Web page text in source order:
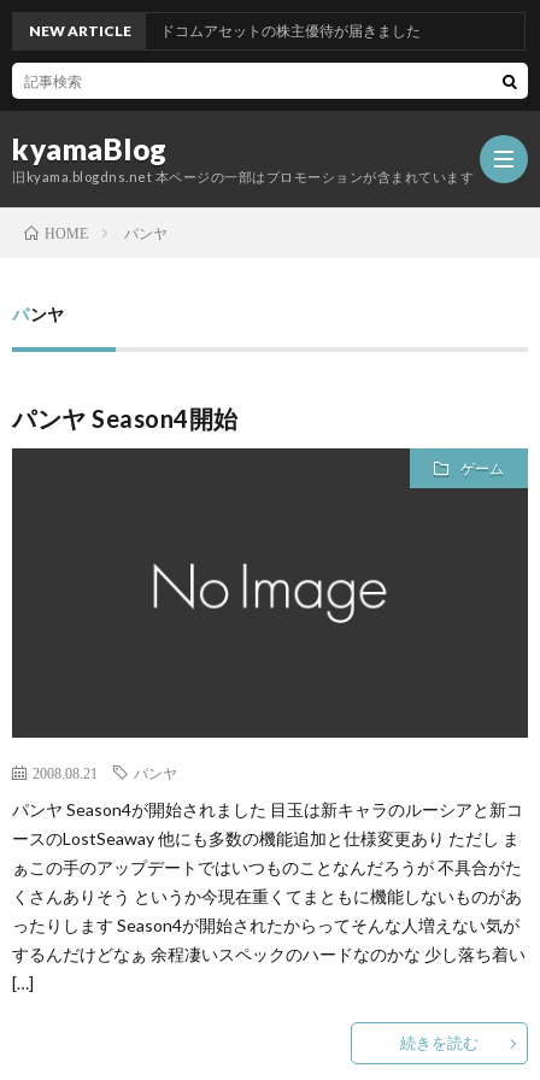
kyamaBlog
旧kyama.blogdns.net 本ページの一部はプロモーションが含まれています
NEW ARTICLEグッドコムアセットの株主優待が届きました
HOME パンヤ
パンヤ
パンヤ Season4開始
ゲーム
2008.08.21 パンヤ
パンヤ Season4が開始されました 目玉は新キャラのルーシアと新コ
ースのLostSeaway 他にも多数の機能追加と仕様変更あり ただし ま
ぁこの手のアップデートではいつものことなんだろうが 不具合がた
くさんありそう というか今現在重くてまともに機能しないものがあ
ったりします Season4が開始されたからってそんな人増えない気が
するんだけどなぁ 余程凄いスペックのハードなのかな 少し落ち着い
[…]
続きを読む